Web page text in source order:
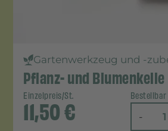
Gartenwerkzeug und -
Pflanz- und Blumenkelle
Einzelpreis/St.
11,50€
Bestellbar
-